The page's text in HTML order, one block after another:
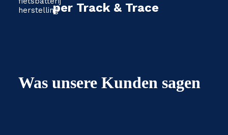
per Track & Trace
Was unsere Kunden sagen